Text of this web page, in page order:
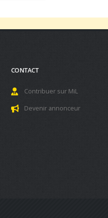
CONTACT
Contribuer sur MiL
Devenir annonceur